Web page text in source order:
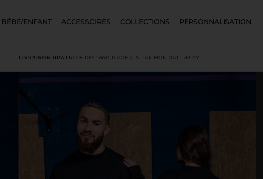
BÉBÉ/ENFANT ACCESSOIRES COLLECTIONS PERSONNALISATION
LIVRAISON GRATUITE DÈS 100€ D'ACHATS PAR MONDIAL RELAY